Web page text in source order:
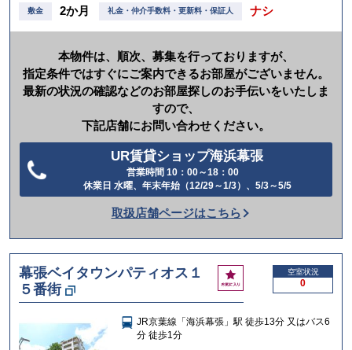
敷金 2か月 礼金・仲介手数料・更新料・保証人 ナシ
本物件は、順次、募集を行っておりますが、
指定条件ではすぐにご案内できるお部屋がございません。
最新の状況の確認などのお部屋探しのお手伝いをいたしま
すので、
下記店舗にお問い合わせください。
UR賃貸ショップ海浜幕張
営業時間 10：00～18：00
休業日 水曜、年末年始（12/29～1/3）、5/3～5/5
話
か
け
る
取扱店舗ページはこちら
幕張ベイタウンパティオス１
５番街
お
気
に
入
空室状況
0
JR京葉線「海浜幕張」駅 徒歩13分 又はバス6
分 徒歩1分